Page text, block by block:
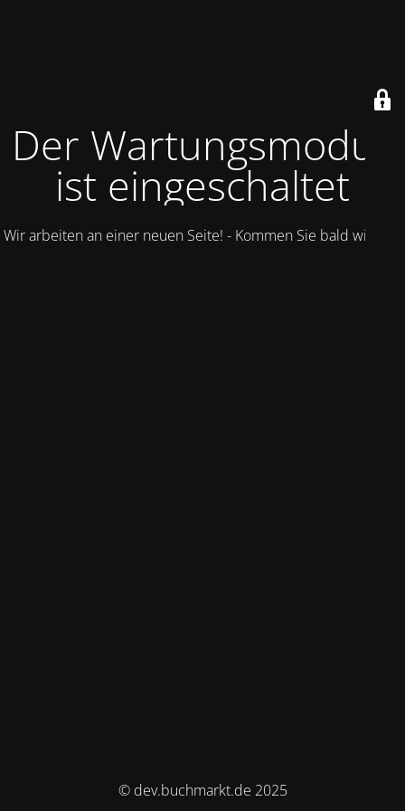
Der Wartungsmodus
ist eingeschaltet
Wir arbeiten an einer neuen Seite! - Kommen Sie bald wieder.
© dev.buchmarkt.de 2025